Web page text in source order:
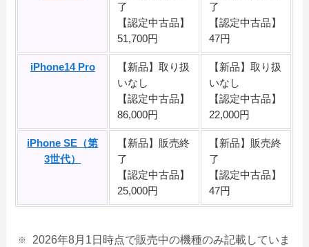
了
【認定中古品】
51,700円
了
【認定中古品】
47円
iPhone14 Pro
【新品】取り扱
いなし
【認定中古品】
86,000円
【新品】取り扱
いなし
【認定中古品】
22,000円
iPhone SE（第
3世代）
【新品】販売終
了
【認定中古品】
25,000円
【新品】販売終
了
【認定中古品】
47円
2026年8月1日時点で販売中の機種のみ記載していま